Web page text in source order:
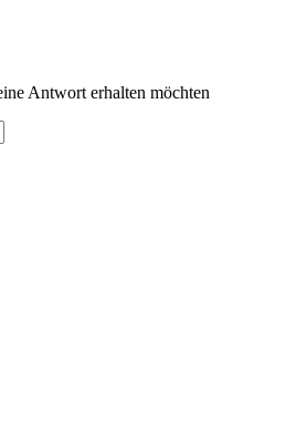
Antwort erhalten möchten